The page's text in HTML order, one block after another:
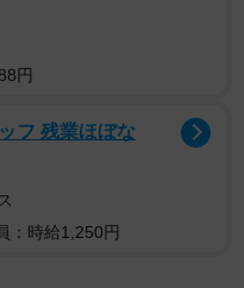
円
フ 残業ほぼな
：時給1,250円